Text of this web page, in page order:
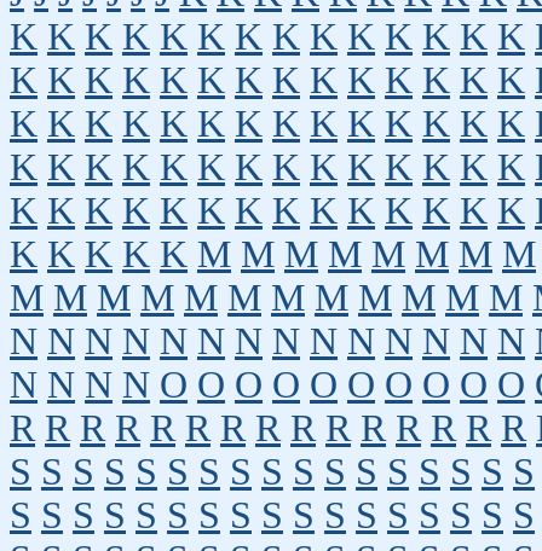
K K K K K K K K K K K K K K
K K K K K K K K K K K K K K
K K K K K K K K K K K K K K
K K K K K K K K K K K K K K
K K K K K K K K K K K K K K
K K K K K M M M M M M M M
M M M M M M M M M M M M
N N N N N N N N N N N N N N
N N N N O O O O O O O O O O
R R R R R R R R R R R R R R R
S S S S S S S S S S S S S S S S S
S S S S S S S S S S S S S S S S S